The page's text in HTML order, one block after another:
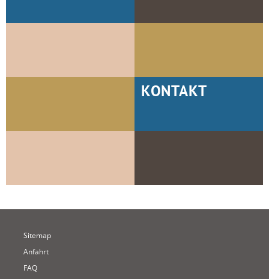
KONTAKT
Sitemap
Anfahrt
FAQ